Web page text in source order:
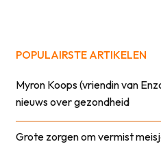
POPULAIRSTE ARTIKELEN
Myron Koops (vriendin van
nieuws over gezondheid
Grote zorgen om vermist